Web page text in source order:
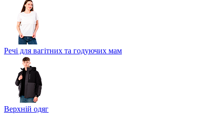
Речі для вагітних та годуючих мам
Верхній одяг